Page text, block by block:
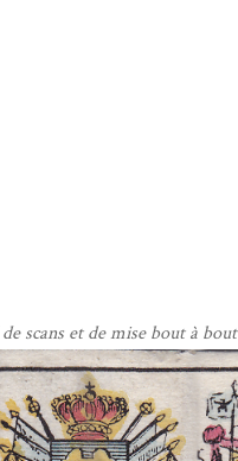
scans et de mise bout à bout